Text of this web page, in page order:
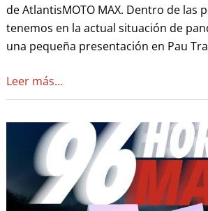
de AtlantisMOTO MAX. Dentro de las
tenemos en la actual situación de
una pequeña presentación en Pau
Leer más…
Promoció
AtlantisMOTO
MAX